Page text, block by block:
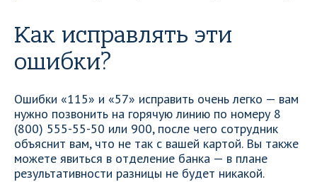
Как исправлять эти
ошибки?
Ошибки «115» и «57» исправить очень легко — вам
нужно позвонить на горячую линию по номеру 8
(800) 555-55-50 или 900, после чего сотрудник
объяснит вам, что не так с вашей картой. Вы также
можете явиться в отделение банка — в плане
результативности разницы не будет никакой.